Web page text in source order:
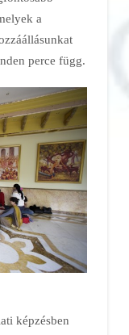
a
perce függ.
képzésben